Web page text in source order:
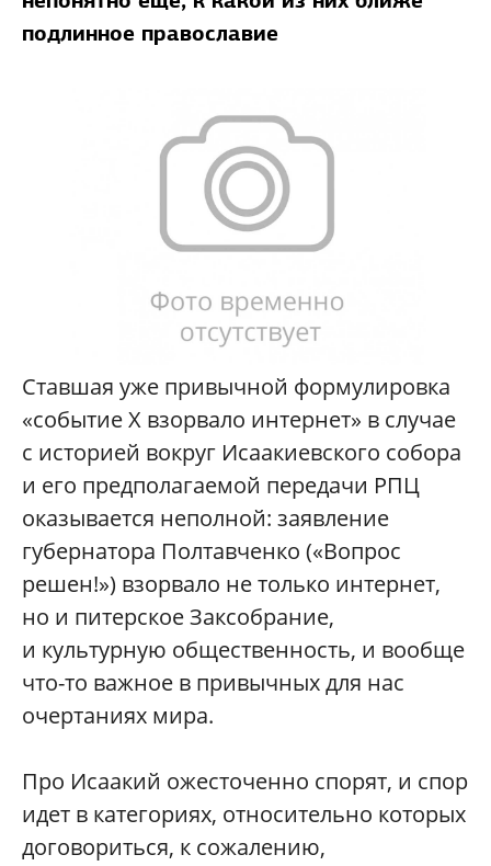
подлинное православие
Ставшая уже привычной формулировка
«событие X взорвало интернет» в случае
с историей вокруг Исаакиевского собора
и его предполагаемой передачи РПЦ
оказывается неполной: заявление
губернатора Полтавченко («Вопрос
решен!») взорвало не только интернет,
но и питерское Заксобрание,
и культурную общественность, и вообще
что-то важное в привычных для нас
очертаниях мира.
Про Исаакий ожесточенно спорят, и спор
идет в категориях, относительно которых
договориться, к сожалению,